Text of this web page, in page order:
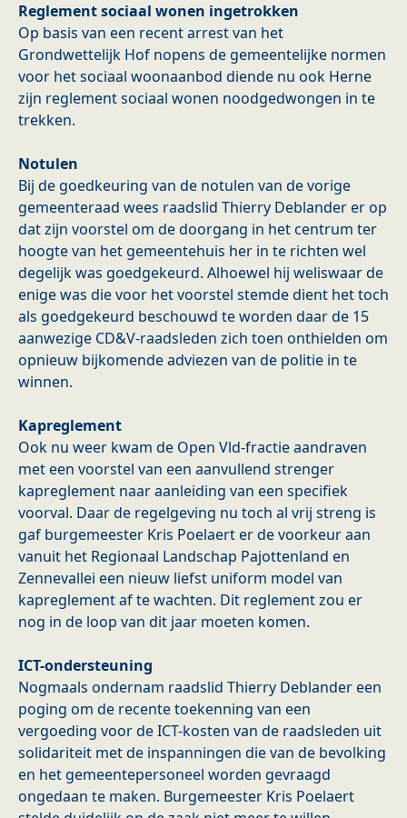
Reglement sociaal wonen ingetrokken
Op basis van een recent arrest van het
Grondwettelijk Hof nopens de gemeentelijke normen
voor het sociaal woonaanbod diende nu ook Herne
zijn reglement sociaal wonen noodgedwongen in te
trekken.
Notulen
Bij de goedkeuring van de notulen van de vorige
gemeenteraad wees raadslid Thierry Deblander er op
dat zijn voorstel om de doorgang in het centrum ter
hoogte van het gemeentehuis her in te richten wel
degelijk was goedgekeurd. Alhoewel hij weliswaar de
enige was die voor het voorstel stemde dient het toch
als goedgekeurd beschouwd te worden daar de 15
aanwezige CD&V-raadsleden zich toen onthielden om
opnieuw bijkomende adviezen van de politie in te
winnen.
Kapreglement
Ook nu weer kwam de Open Vld-fractie aandraven
met een voorstel van een aanvullend strenger
kapreglement naar aanleiding van een specifiek
voorval. Daar de regelgeving nu toch al vrij streng is
gaf burgemeester Kris Poelaert er de voorkeur aan
vanuit het Regionaal Landschap Pajottenland en
Zennevallei een nieuw liefst uniform model van
kapreglement af te wachten. Dit reglement zou er
nog in de loop van dit jaar moeten komen.
ICT-ondersteuning
Nogmaals ondernam raadslid Thierry Deblander een
poging om de recente toekenning van een
vergoeding voor de ICT-kosten van de raadsleden uit
solidariteit met de inspanningen die van de bevolking
en het gemeentepersoneel worden gevraagd
ongedaan te maken. Burgemeester Kris Poelaert